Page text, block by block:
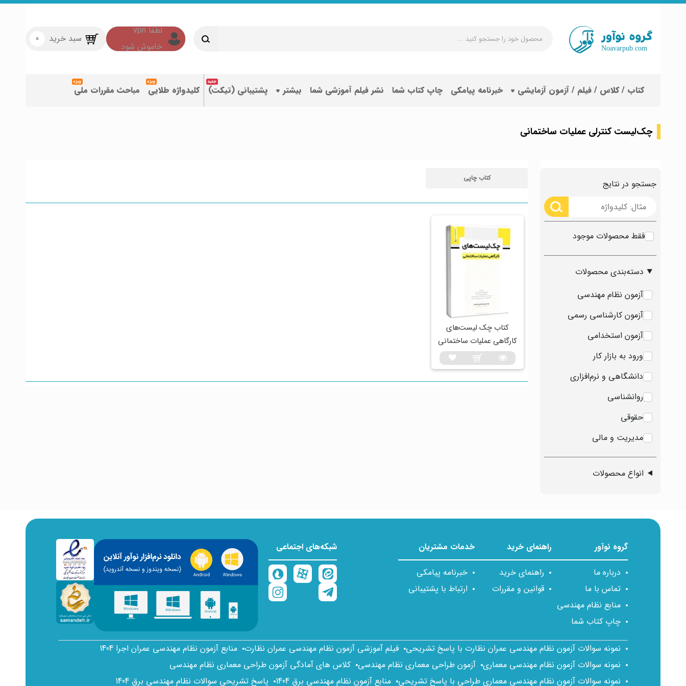
جستجو
کنید
سبد خرید 0
کتاب / کلاس / فیلم / آزمون آزمایشی خبرنامه پیامکی چاپ کتاب شما نشر فیلم آموزشی شما بیشتر پشتیبانی (تیکت) کلیدواژه طلایی مباحث مقررات ملی
چک‌لیست کنترلی عملیات ساختمانی
جستجو در نتایج
فقط محصولات موجود
دسته‌بندی محصولات
آزمون نظام مهندسی
آزمون کارشناسی رسمی
آزمون استخدامی
ورود به بازار کار
دانشگاهی و نرم‌افزاری
روانشناسی
حقوقی
مدیریت و مالی
انواع محصولات
کتاب چاپی
کتاب چک لیست‌های
کارگاهی عملیات ساختمانی
گروه نوآور
درباره ما
تماس با ما
منابع نظام مهندسی
چاپ کتاب شما
راهنمای خرید
راهنمای خرید
قوانین و مقررات
خدمات مشتریان
خبرنامه پیامکی
ارتباط با پشتیبانی
شبکه‌های اجتماعی
نمونه سوالات آزمون نظام مهندسی عمران نظارت با پاسخ تشریحی فیلم آموزشی آزمون نظام مهندسی عمران نظارت منابع آزمون نظام مهندسی عمران اجرا 1404
نمونه سوالات آزمون نظام مهندسی معماری آزمون طراحی معماری نظام مهندسی کلاس های آمادگی آزمون طراحی معماری نظام مهندسی
نمونه سوالات آزمون نظام مهندسی معماری طراحی با پاسخ تشریحی منابع آزمون نظام مهندسی برق 1404 پاسخ تشریحی سوالات نظام مهندسی برق 1404